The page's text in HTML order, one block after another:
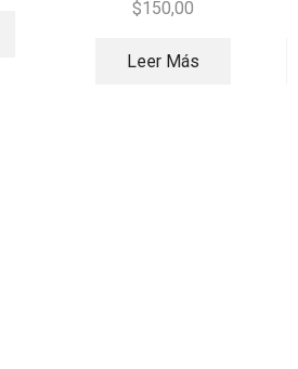
$150,00
Leer Más